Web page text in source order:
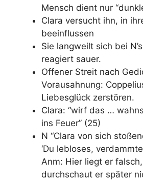
Mensch dient nur
Clara versucht ihn, in
beeinflussen
Sie langweilt sich bei
reagiert sauer.
Offener Streit nach
Vorausahnung:
Liebesglück zerstören.
Clara: “wirf das …
ins Feuer” (25)
N “Clara von sich
‘Du lebloses,
Anm: Hier liegt er
durchschaut er später